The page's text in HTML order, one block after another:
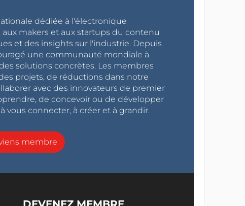
dédiée à l'électronique
makers et aux startups du contenu
et des insights sur l'industrie. Depuis
une communauté mondiale à
solutions concrètes. Les membres
projets, de réductions dans notre
avec des innovateurs de premier
de concevoir ou de développer
vous connecter, à créer et à grandir.
membre